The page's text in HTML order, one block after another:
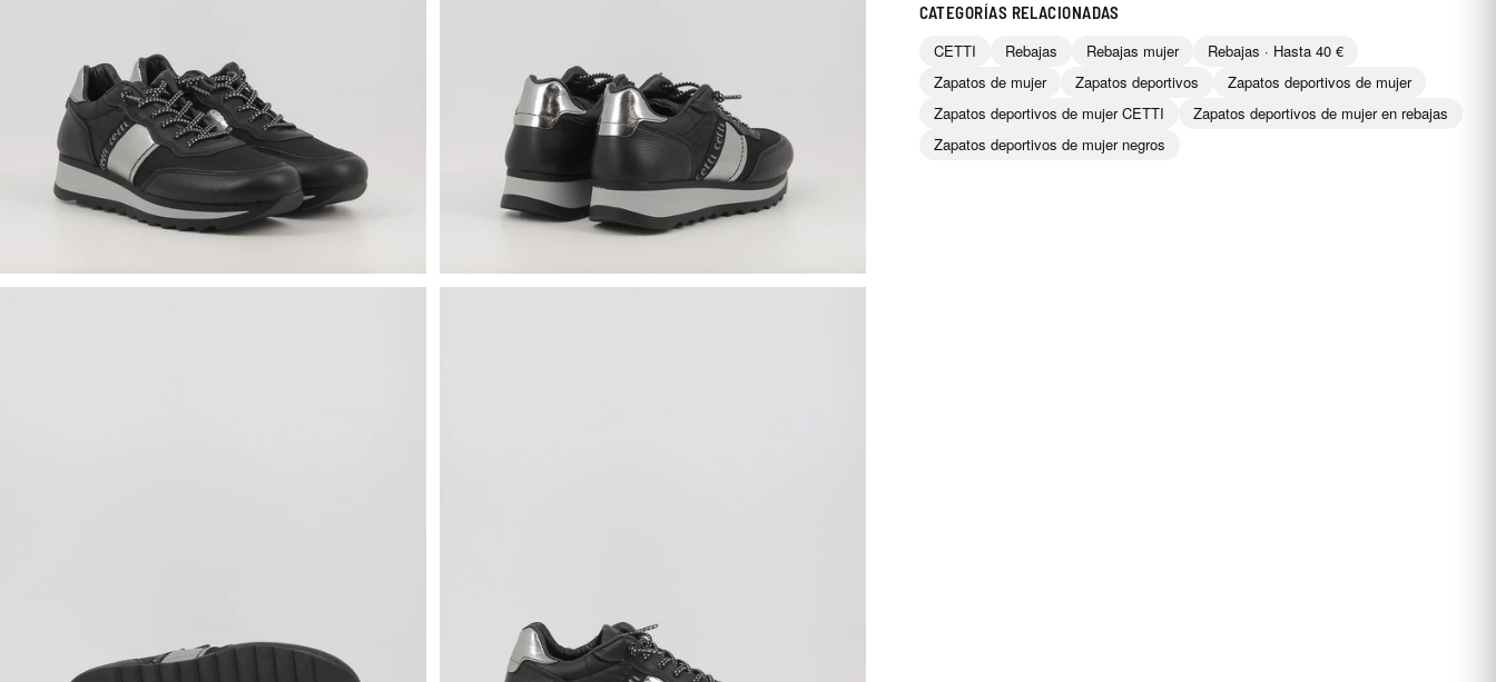
CATEGORÍAS RELACIONADAS
CETTI Rebajas Rebajas mujer
Rebajas · Hasta 40 €
Zapatos de mujer
Zapatos deportivos
Zapatos deportivos de mujer
Zapatos deportivos de mujer CETTI
Zapatos deportivos de mujer en rebajas
Zapatos deportivos de mujer negros